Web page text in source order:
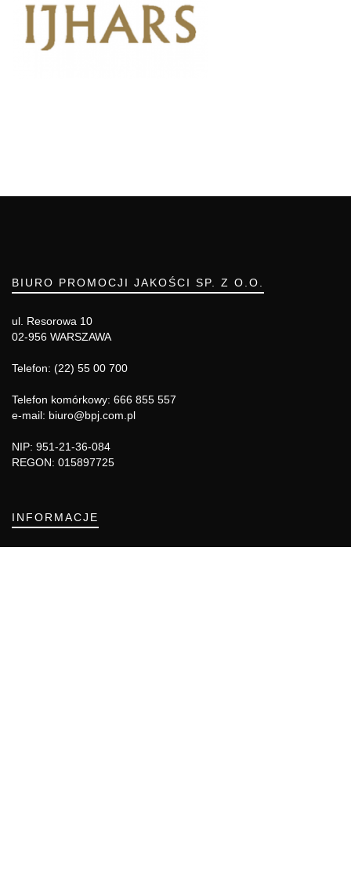
BIURO PROMOCJI JAKOŚCI SP. Z O.O.
ul. Resorowa 10
02-956 WARSZAWA
Telefon: (22) 55 00 700
Telefon komórkowy: 666 855 557
e-mail: biuro@bpj.com.pl
NIP: 951-21-36-084
REGON: 015897725
INFORMACJE